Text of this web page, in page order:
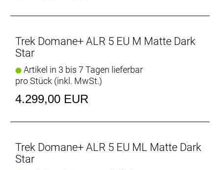
Antriebssystem, verborgene Schutzblechösen,
Gepäckträgerösen, integrierte Aufnahme für
Rahmentasche, interne Zugführung, Flat Mount
Scheibenbremsaufnahme, integrierte
Steckachse
Rahmengröße: L
Rahmenmaterial: Aluminium
Trek Domane+ ALR 5 EU M Matte Dark
Star
Artikel in 3 bis 7 Tagen lieferbar
pro Stück (inkl. MwSt.)
4.299,00 EUR
Trek Domane+ ALR 5 EU ML Matte Dark
Star